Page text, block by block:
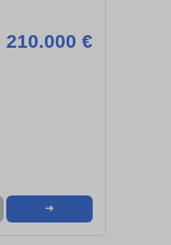
210.000 €
➜